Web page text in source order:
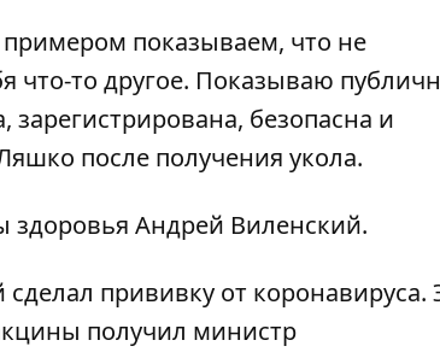
показываем, что не
что-то другое. Показываю
безопасна и
после получения укола.
здоровья Андрей Виленский.
сделал прививку от коронавируса.
получил министр